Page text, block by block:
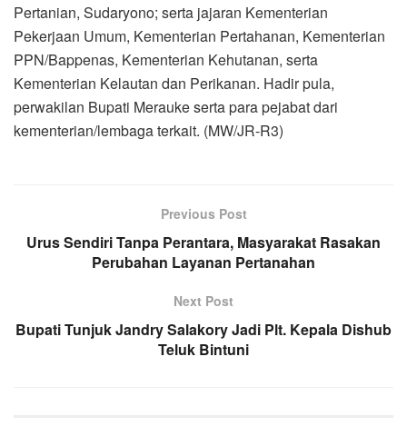
Pertanian, Sudaryono; serta jajaran Kementerian
Pekerjaan Umum, Kementerian Pertahanan, Kementerian
PPN/Bappenas, Kementerian Kehutanan, serta
Kementerian Kelautan dan Perikanan. Hadir pula,
perwakilan Bupati Merauke serta para pejabat dari
kementerian/lembaga terkait. (MW/JR-R3)
Previous Post
Urus Sendiri Tanpa Perantara, Masyarakat Rasakan
Perubahan Layanan Pertanahan
Next Post
Bupati Tunjuk Jandry Salakory Jadi Plt. Kepala Dishub
Teluk Bintuni